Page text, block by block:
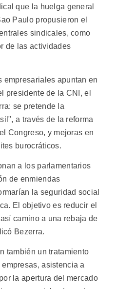
que la huelga general
Paulo propusieron el
sindicales, como
de las actividades
empresariales apuntan en
presidente de la CNI, el
se pretende la
a través de la reforma
Congreso, y mejoras en
burocráticos.
a los parlamentarios
de enmiendas
la seguridad social
El objetivo es reducir el
camino a una rebaja de
Bezerra.
también un tratamiento
asistencia a
la apertura del mercado